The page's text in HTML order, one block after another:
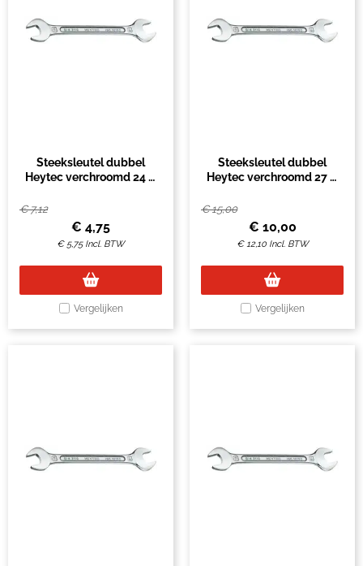
Steeksleutel dubbel
Heytec verchroomd 24 &
€7,12
€ 4,75
€ 5,75 Incl. BTW
Vergelijken
Steeksleutel dubbel
Heytec verchroomd 27 &
€15,00
€ 10,00
€12,10 Incl. BTW
Vergelijken